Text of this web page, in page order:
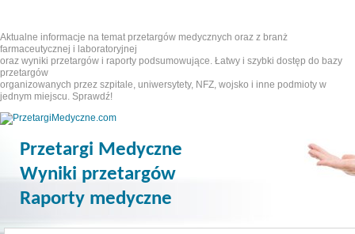
Aktualne informacje na temat przetargów medycznych oraz z branż
farmaceutycznej i laboratoryjnej
oraz wyniki przetargów i raporty podsumowujące. Łatwy i szybki dostęp do bazy
przetargów
organizowanych przez szpitale, uniwersytety, NFZ, wojsko i inne podmioty w
jednym miejscu. Sprawdź!
Przetargi Medyczne
Wyniki przetargów
Raporty medyczne